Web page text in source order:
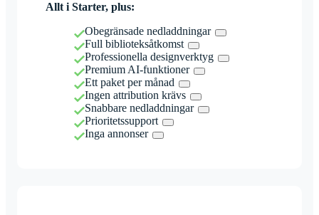
Allt i Starter, plus:
Obegränsade nedladdningar
Full biblioteksåtkomst
Professionella designverktyg
Premium AI-funktioner
Ett paket per månad
Ingen attribution krävs
Snabbare nedladdningar
Prioritetssupport
Inga annonser